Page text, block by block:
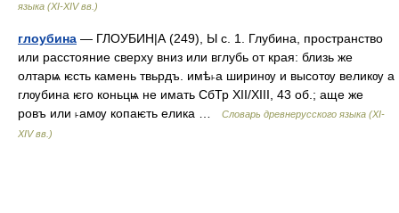
языка (XI-XIV вв.)
глоубина — ГЛОУБИН|А (249), Ы с. 1. Глубина, пространство
или расстояние сверху вниз или вглубь от края: близь же
олтарѩ ѥсть камень твьрдъ. имѣ˫а ширинѹ и высотѹ великѹ а
глѹбина ѥго коньцѩ не имать СбТр ХІI/ХІІІ, 43 об.; аще же
ровъ или ˫амѹ копаѥть елика …
Словарь древнерусского языка (XI-
XIV вв.)